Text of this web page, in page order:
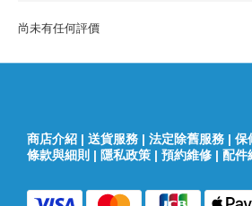
尚未有任何評價
商店介紹 | 送貨服務 | 法定除舊服務 | 保
條款與細則 | 隱私政策 | 預約維修 | 配件